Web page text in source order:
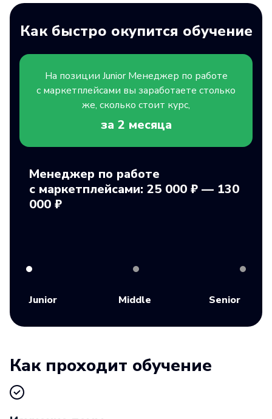
Как быстро окупится обучение
На позиции JuniorМенеджер по работе
с маркетплейсами вы заработаете столько
же, сколько стоит курс,
за 2 месяца
Менеджер по работе
с маркетплейсами: 25 000 ₽ — 130
000 ₽
Junior Middle Senior
Как проходит обучение